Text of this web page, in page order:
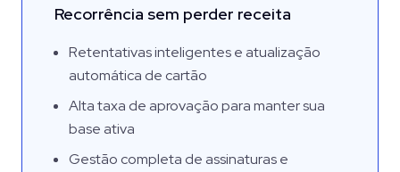
Recorrência sem perder receita
Retentativas inteligentes e atualização
automática de cartão
Alta taxa de aprovação para manter sua
base ativa
Gestão completa de assinaturas e